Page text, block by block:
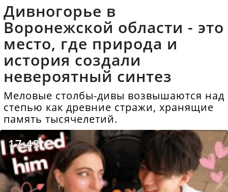
Дивногорье в
Воронежской области - это
место, где природа и
история создали
невероятный синтез
Меловые столбы-дивы возвышаются над
степью как древние стражи, хранящие
память тысячелетий.
17:43